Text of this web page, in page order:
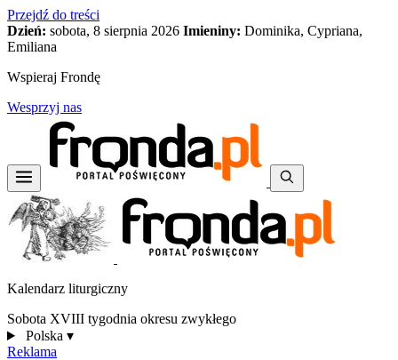
Przejdź do treści
Dzień: sobota, 8 sierpnia 2026 Imieniny: Dominika, Cypriana,
Emiliana
Wspieraj Frondę
Wesprzyj nas
Kalendarz liturgiczny
Sobota XVIII tygodnia okresu zwykłego
Polska ▾
Reklama